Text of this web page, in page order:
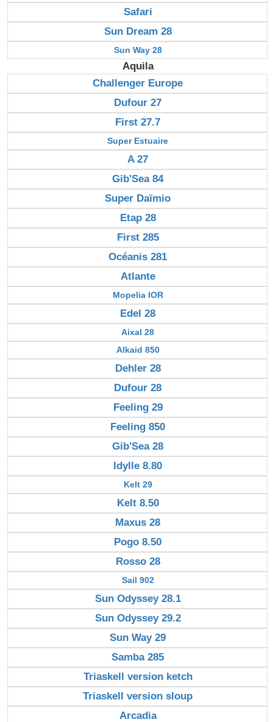
Safari
Sun Dream 28
Sun Way 28
Aquila
Challenger Europe
Dufour 27
First 27.7
Super Estuaire
A 27
Gib'Sea 84
Super Daïmio
Etap 28
First 285
Océanis 281
Atlante
Mopelia IOR
Edel 28
Aixal 28
Alkaid 850
Dehler 28
Dufour 28
Feeling 29
Feeling 850
Gib'Sea 28
Idylle 8.80
Kelt 29
Kelt 8.50
Maxus 28
Pogo 8.50
Rosso 28
Sail 902
Sun Odyssey 28.1
Sun Odyssey 29.2
Sun Way 29
Samba 285
Triaskell version ketch
Triaskell version sloup
Arcadia